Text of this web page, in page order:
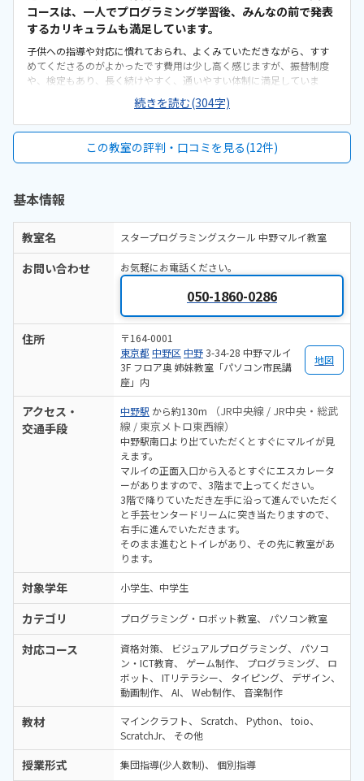
コースは、一人でプログラミング学習後、みんなの前で発表
するカリキュラムも満足しています。
子供への指導や対応に慣れておられ、よくみていただきながら、すす
めてくださるのがよかったです費用は少し高く感じますが、振替制度
や、検定もあり、長く続けやすく、通いやすい体制に満足していま
す。駅から近く通いやすいことがとても良いです。マルイの中にあり、
場所がわかりやすいと思います。教室が建物の中の、奥まっていると
ころにあり、少しわかりにくかったですが以降は通いやすいです。少
り、追加オプションや検定受講も支払うことになり、結果高くなる印
象をうけました。基本を学び、そのあと本人がオリジナルで作成し、
続きを読む(304字)
この教室の評判・口コミを見る(12件)
基本情報
教室名 スタープログラミングスクール 中野マルイ教室
お問い合わせ お気軽にお電話ください。
050-1860-0286
住所
〒164-0001
東京都 中野区 中野3-34-28 中野マルイ
3F フロア奥 姉妹教室「パソコン市民講
座」内
地図
アクセス・
交通手段
中野駅 から約130m
（JR中央線 / JR中央・総武
線 / 東京メトロ東西線）
中野駅南口より出ていただくとすぐにマルイが見
えます。
マルイの正面入口から入るとすぐにエスカレータ
ーがありますので、3階まで上ってください。
3階で降りていただき左手に沿って進んでいただく
と手芸センタードリームに突き当たりますので、
右手に進んでいただきます。
そのまま進むとトイレがあり、その先に教室があ
ります。
対象学年 小学生、中学生
カテゴリ プログラミング・ロボット教室 パソコン教室
対応コース 資格対策 ビジュアルプログラミング
パソコ
ン・ICT教育
ゲーム制作 プログラミング
ロ
ボット
ITリテラシー タイピング
デザイン
動画制作
AI Web制作 音楽制作
教材 マインクラフト Scratch Python
toio
ScratchJr
その他
授業形式 集団指導(少人数制) 個別指導